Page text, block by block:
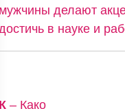
мужчины делают
в науке и
К – Како